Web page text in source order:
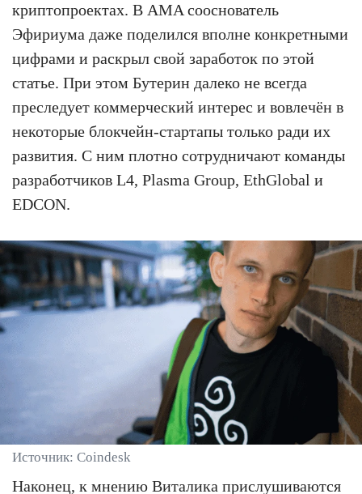
криптопроектах. В AMA сооснователь
Эфириума даже поделился вполне конкретными
цифрами и раскрыл свой заработок по этой
статье. При этом Бутерин далеко не всегда
преследует коммерческий интерес и вовлечён в
некоторые блокчейн-стартапы только ради их
развития. С ним плотно сотрудничают команды
разработчиков L4, Plasma Group, EthGlobal и
EDCON.
Источник: Coindesk
Наконец, к мнению Виталика прислушиваются